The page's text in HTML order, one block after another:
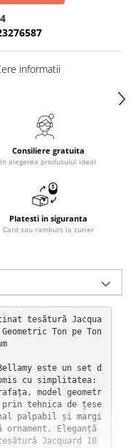
informatii
Consiliere gratuita
In alegerea produsului ideal
Platesti in siguranta
Card sau ramburs la curier
tesătură Jacqua
Ton pe Ton
este un set d
cu simplitatea:
model geometr
tehnica de țese
palpabil și margi
Eleganță
Jacquard 10